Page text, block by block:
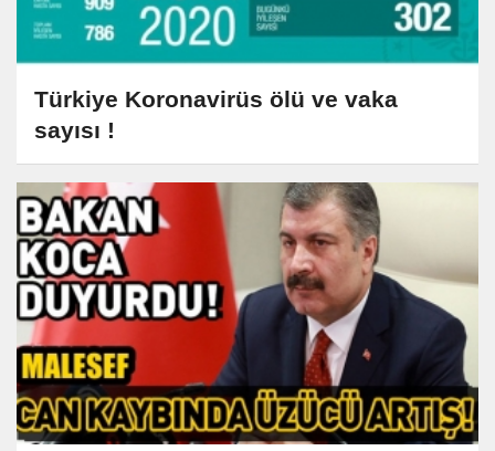
Türkiye Koronavirüs ölü ve vaka
sayısı !